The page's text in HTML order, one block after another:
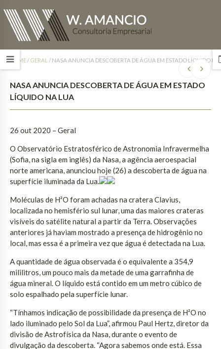
HOME/ GERAL / NASA ANUNCIA DESCOBERTA DE ÁGUA EM ESTADO LÍQUIDO
NASA ANUNCIA DESCOBERTA DE ÁGUA EM ESTADO
LÍQUIDO NA LUA
26 out 2020 – Geral
O Observatório Estratosférico de Astronomia Infravermelha
(Sofia, na sigla em inglês) da Nasa, a agência aeroespacial
norte americana, anunciou hoje (26) a descoberta de água na
superfície iluminada da Lua.
Moléculas de H²O foram achadas na cratera Clavius,
localizada no hemisfério sul lunar, uma das maiores crateras
visíveis do satélite natural a partir da Terra. Observações
anteriores já haviam mostrado a presença de hidrogênio no
local, mas essa é a primeira vez que água é detectada na Lua.
A quantidade de água observada é o equivalente a 354,9
mililitros, um pouco mais da metade de uma garrafinha de
água mineral. O líquido está contido em um metro cúbico de
solo espalhado pela superfície lunar.
“Tínhamos indicação de possibilidade da presença de H²O no
lado iluminado pelo Sol da Lua”, afirmou Paul Hertz, diretor da
divisão de Astrofísica da Nasa, durante o evento de
divulgação da descoberta. “Agora sabemos onde está. Essa